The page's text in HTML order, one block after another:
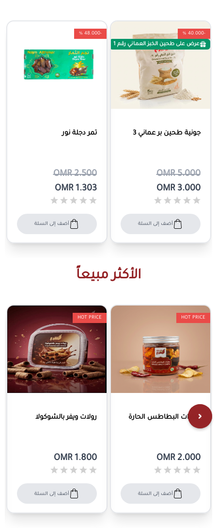
-48.000 %
تمر دجلة نور
OMR 2.500
OMR 1.303
أضف إلى السلة
-40.000 %
عرض على طحين الخبز العماني رقم 1
جونية طحين بر عماني 3
OMR 5.000
OMR 3.000
أضف إلى السلة
الأكثر مبيعاً
HOT PRICE
رولات ويفر بالشوكولا
OMR 1.800
أضف إلى السلة
HOT PRICE
بهارات البطاطس الحارة
OMR 2.000
أضف إلى السلة